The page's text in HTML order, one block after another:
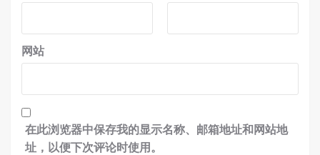
网站
在此浏览器中保存我的显示名称、邮箱地址和网站地
址，以便下次评论时使用。